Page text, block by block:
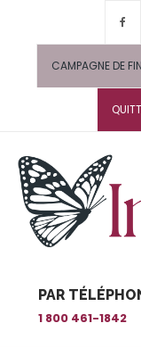
CAMPAGNE DE
PAR
1 800 461-1842